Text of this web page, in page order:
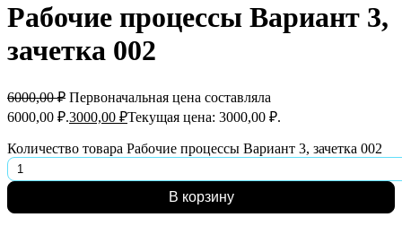
Рабочие процессы Вариант 3,
зачетка 002
6000,00₽ Первоначальная цена составляла
6000,00 ₽.3000,00 ₽Текущая цена: 3000,00 ₽.
Количество товара Рабочие процессы Вариант 3, зачетка 002
В корзину